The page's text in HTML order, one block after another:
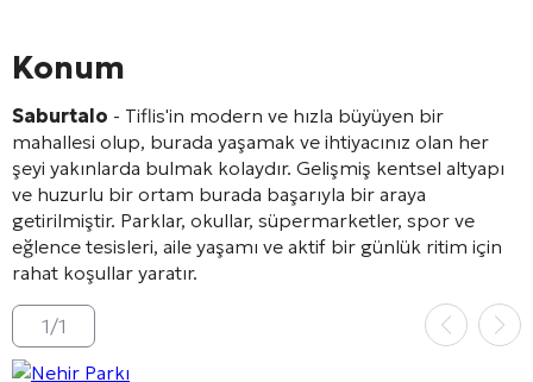
Konum
Saburtalo - Tiflis'in modern ve hızla büyüyen bir
mahallesi olup, burada yaşamak ve ihtiyacınız olan her
şeyi yakınlarda bulmak kolaydır. Gelişmiş kentsel altyapı
ve huzurlu bir ortam burada başarıyla bir araya
getirilmiştir. Parklar, okullar, süpermarketler, spor ve
eğlence tesisleri, aile yaşamı ve aktif bir günlük ritim için
rahat koşullar yaratır.
1/1